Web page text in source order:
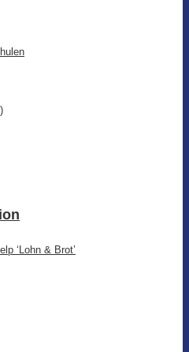
‘Lohn & Brot’